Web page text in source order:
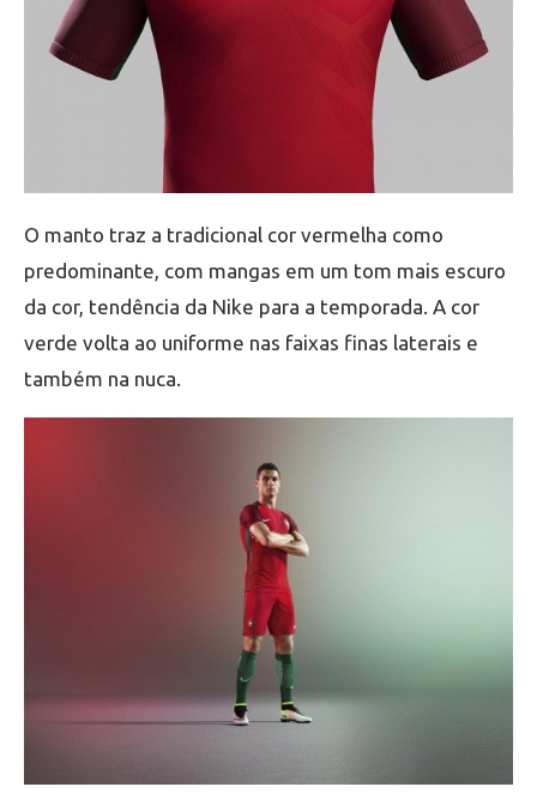
O manto traz a tradicional cor vermelha como
predominante, com mangas em um tom mais escuro
da cor, tendência da Nike para a temporada. A cor
verde volta ao uniforme nas faixas finas laterais e
também na nuca.